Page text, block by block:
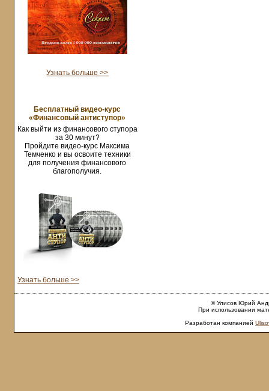
Узнать больше >>
Бесплатный видео-курс
«Финансовый антиступор»
Как выйти из финансового ступора
за 30 минут?
Пройдите видео-курс Максима
Темченко и вы освоите техники
для получения финансового
благополучия.
Узнать больше >>
© Улисов Юрий
При использовании
Разработан компанией